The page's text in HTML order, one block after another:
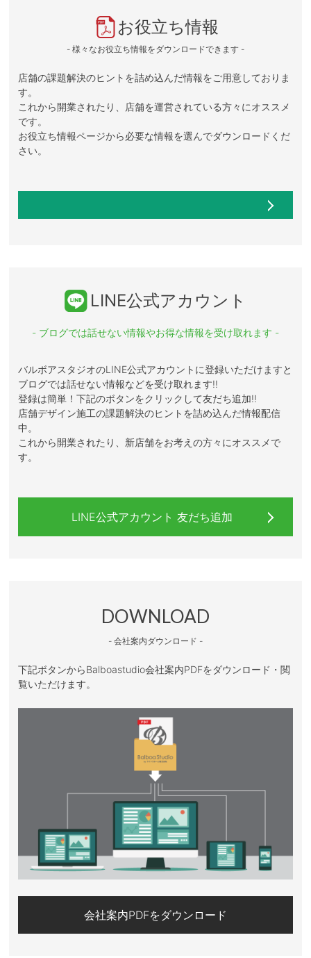
お役立ち情報
- 様々なお役立ち情報をダウンロードできます -
店舗の課題解決のヒントを詰め込んだ情報をご用意しておりま
す。
これから開業されたり、店舗を運営されている方々にオススメ
です。
お役立ち情報ページから必要な情報を選んでダウンロードくだ
さい。
LINE公式アカウント
- ブログでは話せない情報やお得な情報を受け取れます -
バルボアスタジオのLINE公式アカウントに登録いただけますと
ブログでは話せない情報などを受け取れます!!
登録は簡単！下記のボタンをクリックして友だち追加!!
店舗デザイン施工の課題解決のヒントを詰め込んだ情報配信
中。
これから開業されたり、新店舗をお考えの方々にオススメで
す。
LINE公式アカウント 友だち追加
DOWNLOAD
- 会社案内ダウンロード -
下記ボタンからBalboastudio会社案内PDFをダウンロード・閲
覧いただけます。
会社案内PDFをダウンロード